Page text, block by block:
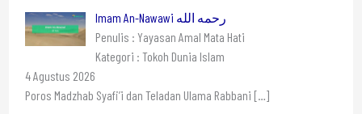
Imam An-Nawawi رحمه الله
Penulis : Yayasan Amal Mata Hati
Kategori : Tokoh Dunia Islam
4 Agustus 2026
Poros Madzhab Syafi’i dan Teladan Ulama Rabbani […]